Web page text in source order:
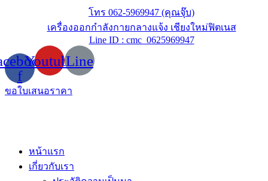
โทร 062-5969947 (คุณจุ๊บ)
เครื่องออกกำลังกายกลางแจ้ง เชียงใหม่ฟิตเนส
Line ID : cmc_0625969947
f
YoutubeLine
ขอใบเสนอราคา
หน้าแรก
เกี่ยวกับเรา